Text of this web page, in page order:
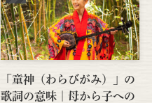
「童神（わらびがみ）」の
歌詞の意味｜母から子への